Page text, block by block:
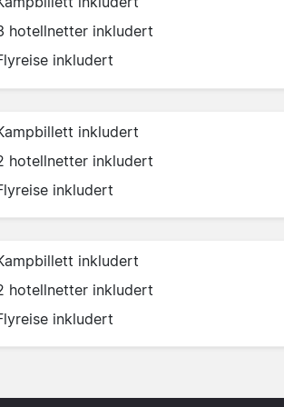
hotellnetter inkludert
inkludert
inkludert
hotellnetter inkludert
inkludert
inkludert
hotellnetter inkludert
inkludert